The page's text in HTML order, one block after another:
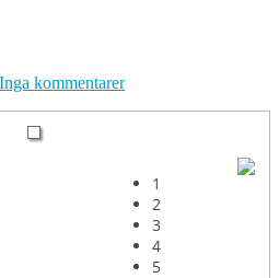
Inga kommentarer
1
2
3
4
5